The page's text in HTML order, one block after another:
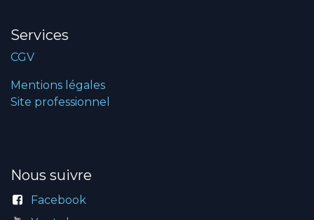
Services
CGV
Mentions légales
Site professionnel
Nous suivre
Facebook